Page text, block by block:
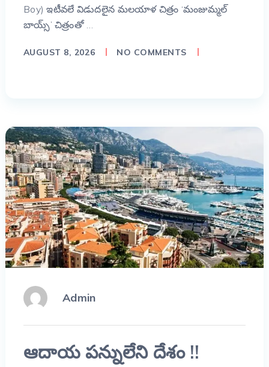
Boy) ఇటీవలే విడుదలైన మలయాళ చిత్రం ‘మంజుమ్మల్
బాయ్స్’ చిత్రంతో …
AUGUST 8, 2026 NO COMMENTS
Admin
ఆదాయ పన్నులేని దేశం !!